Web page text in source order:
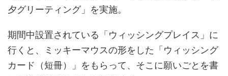
夕グリーティング」を実施。
期間中設置されている「ウィッシングプレイス」に
行くと、ミッキーマウスの形をした「ウィッシング
カード（短冊）」をもらって、そこに願いごとを書